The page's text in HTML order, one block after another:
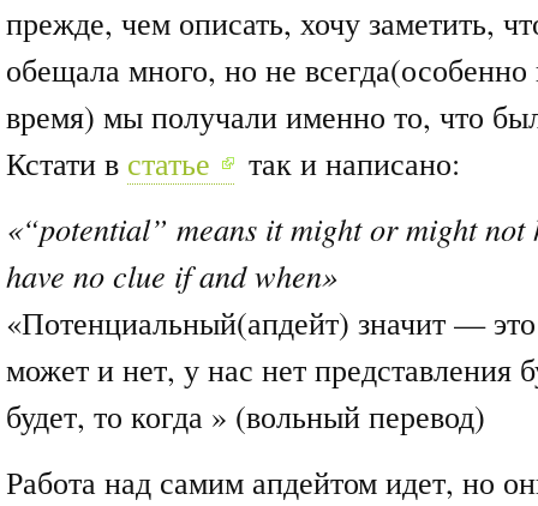
прежде, чем описать, хочу заметить,
обещала много, но не всегда(особенно
время) мы получали именно то, что
Кстати в статье
так и написано:
«“potential” means it might or might not
have no clue if and when»
«Потенциальный(апдейт) значит —
может и нет, у нас нет представления
будет, то когда » (вольный перевод)
Работа над самим апдейтом идет, но